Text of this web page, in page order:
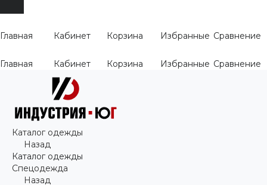
Главная Кабинет Корзина Избранные Сравнение
Главная Кабинет Корзина Избранные Сравнение
Каталог одежды
Назад
Каталог одежды
Спецодежда
Назад